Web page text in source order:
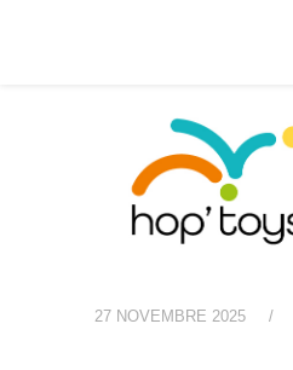
27 NOVEMBRE 2025
/